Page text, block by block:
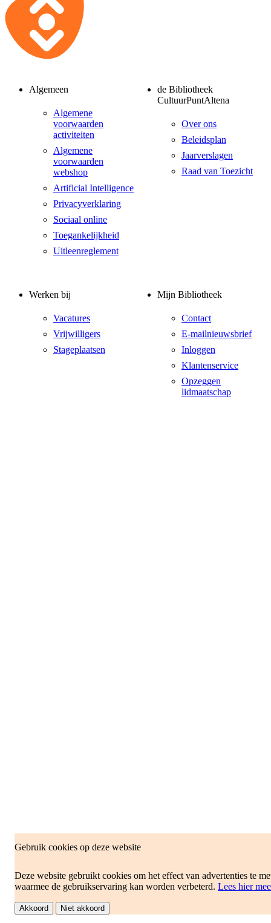
Gebruik cookies op deze website
Deze website gebruikt cookies om het effect van advertenties te
waarmee de gebruikservaring kan worden verbeterd. Lees hier
Akkoord Niet akkoord
Algemeen
Algemene
voorwaarden
activiteiten
Algemene
voorwaarden
webshop
Artificial Intelligence
Privacyverklaring
Sociaal online
Toegankelijkheid
Uitleenreglement
de Bibliotheek
CultuurPuntAltena
Over ons
Beleidsplan
Jaarverslagen
Raad van Toezicht
Werken bij
Vacatures
Vrijwilligers
Stageplaatsen
Mijn Bibliotheek
Contact
E-mailnieuwsbrief
Inloggen
Klantenservice
Opzeggen
lidmaatschap